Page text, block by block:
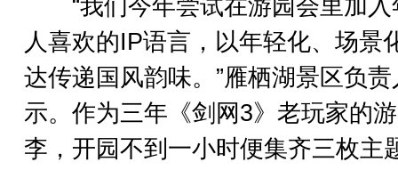
“我们今年尝试在游园会里加入
人喜欢的IP语言，以年轻化、场景
达传递国风韵味。”雁栖湖景区负
示。作为三年《剑网3》老玩家的
李，开园不到一小时便集齐三枚主